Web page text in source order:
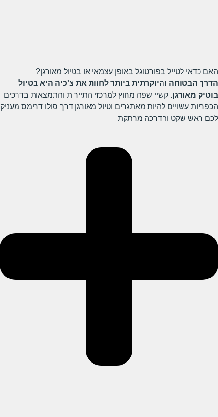
האם כדאי לטייל בפורטוגל באופן עצמאי או בטיול מאורגן?
הדרך הבטוחה והיוקרתית ביותר לחוות את צ'כיה היא בטיול
בוטיק מאורגן. קשיי שפה מחוץ למרכזי התיירות והתמצאות בדרכים
הכפריות עשויים להיות מאתגרים וטיול מאורגן דרך סולו דרימס מעניק
לכם ראש שקט והדרכה מרתקת